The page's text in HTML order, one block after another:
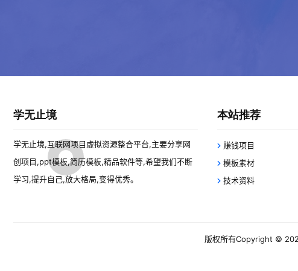
学无止境
学无止境,互联网项目虚拟资源整合平台,主要分享网
创项目,ppt模板,简历模板,精品软件等,希望我们不断
学习,提升自己,放大格局,变得优秀。
本站推荐
赚钱项目
模板素材
技术资料
版权所有Copyright ©